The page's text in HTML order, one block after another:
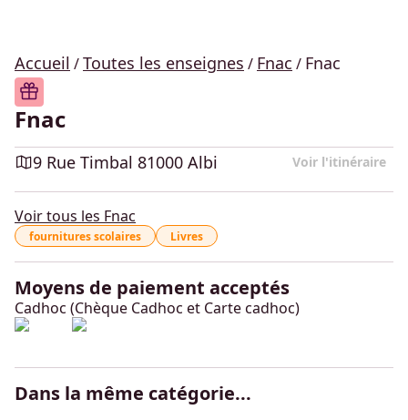
Accueil /Toutes les enseignes / Fnac / Fnac
Fnac
9 Rue Timbal 81000 Albi Voir l'itinéraire
Voir tous les Fnac
fournitures scolaires Livres
Moyens de paiement acceptés
Cadhoc (Chèque Cadhoc et Carte cadhoc)
Dans la même catégorie...